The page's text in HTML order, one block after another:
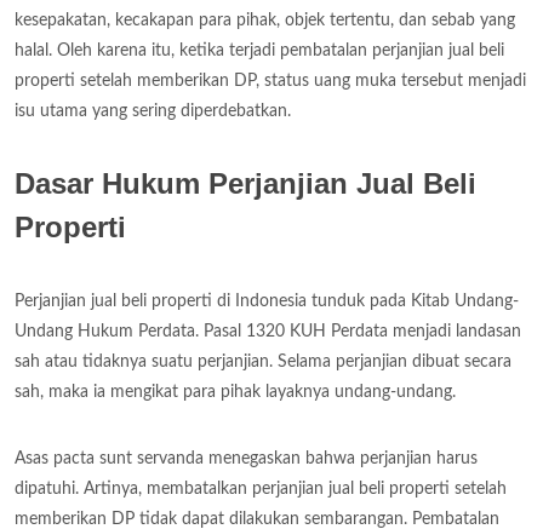
kesepakatan, kecakapan para pihak, objek tertentu, dan sebab yang
halal. Oleh karena itu, ketika terjadi pembatalan perjanjian jual beli
properti setelah memberikan DP, status uang muka tersebut menjadi
isu utama yang sering diperdebatkan.
Dasar Hukum Perjanjian Jual Beli
Properti
Perjanjian jual beli properti di Indonesia tunduk pada Kitab Undang-
Undang Hukum Perdata. Pasal 1320 KUH Perdata menjadi landasan
sah atau tidaknya suatu perjanjian. Selama perjanjian dibuat secara
sah, maka ia mengikat para pihak layaknya undang-undang.
Asas pacta sunt servanda menegaskan bahwa perjanjian harus
dipatuhi. Artinya, membatalkan perjanjian jual beli properti setelah
memberikan DP tidak dapat dilakukan sembarangan. Pembatalan